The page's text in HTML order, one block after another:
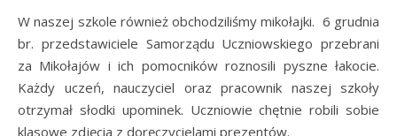
W naszej szkole również obchodziliśmy mikołajki. 6 grudnia
br. przedstawiciele Samorządu Uczniowskiego przebrani
za Mikołajów i ich pomocników roznosili pyszne łakocie.
Każdy uczeń, nauczyciel oraz pracownik naszej szkoły
otrzymał słodki upominek. Uczniowie chętnie robili sobie
klasowe zdjęcia z doręczycielami prezentów.